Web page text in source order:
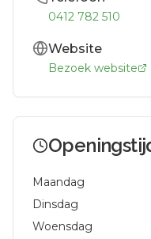
0412 782 510
Website
Bezoek website
Maandag
Dinsdag
Woensdag